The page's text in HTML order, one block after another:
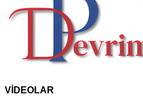
VİDEOLAR